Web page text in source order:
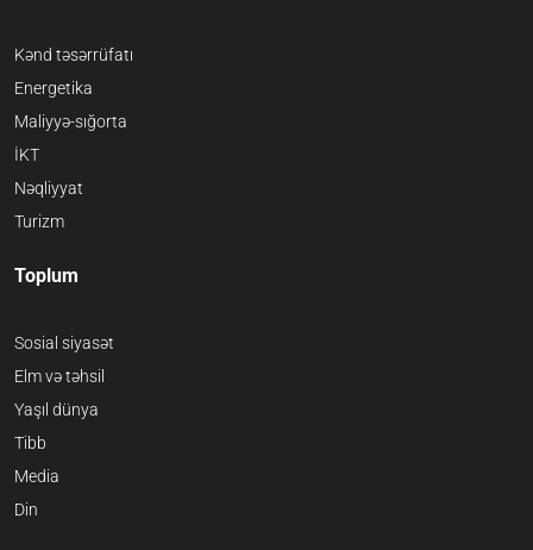
Kənd təsərrüfatı
Energetika
Maliyyə-sığorta
İKT
Nəqliyyat
Turizm
Toplum
Sosial siyasət
Elm və təhsil
Yaşıl dünya
Tibb
Media
Din